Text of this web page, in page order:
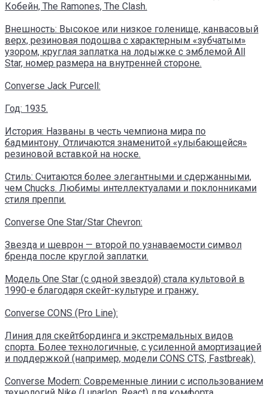
Кобейн, The Ramones, The Clash.
Внешность: Высокое или низкое голенище, канвасовый
верх, резиновая подошва с характерным «зубчатым»
узором, круглая заплатка на лодыжке с эмблемой All
Star, номер размера на внутренней стороне.
Converse Jack Purcell:
Год: 1935.
История: Названы в честь чемпиона мира по
бадминтону. Отличаются знаменитой «улыбающейся»
резиновой вставкой на носке.
Стиль: Считаются более элегантными и сдержанными,
чем Chucks. Любимы интеллектуалами и поклонниками
стиля преппи.
Converse One Star/Star Chevron:
Звезда и шеврон — второй по узнаваемости символ
бренда после круглой заплатки.
Модель One Star (с одной звездой) стала культовой в
1990-е благодаря скейт-культуре и гранжу.
Converse CONS (Pro Line):
Линия для скейтбординга и экстремальных видов
спорта. Более технологичные, с усиленной амортизацией
и поддержкой (например, модели CONS CTS, Fastbreak).
Converse Modern: Современные линии с использованием